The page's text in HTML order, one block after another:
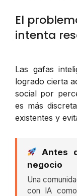
El
intenta
Las gafas
logrado cierta
social por
es más
existentes y
Antes
negocio
Una
con IA